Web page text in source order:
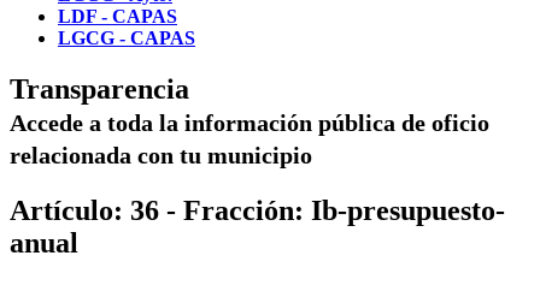
LDF - CAPAS
LGCG - CAPAS
Transparencia
Accede a toda la información pública de oficio
relacionada con tu municipio
Artículo: 36 - Fracción: Ib-presupuesto-
anual